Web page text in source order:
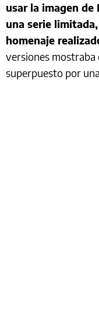
usar la imagen de
una serie
homenaje
versiones
superpuesto por